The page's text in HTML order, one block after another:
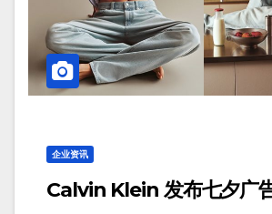
企业资讯
Calvin Klein 发布七夕广